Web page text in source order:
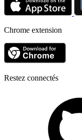
Chrome extension
Restez connectés